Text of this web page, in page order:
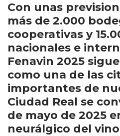
Con unas
más de 2.000
cooperativas y
nacionales e
Fenavin 2025
como una de las
importantes de
Ciudad Real se
de mayo de 2025
neurálgico del